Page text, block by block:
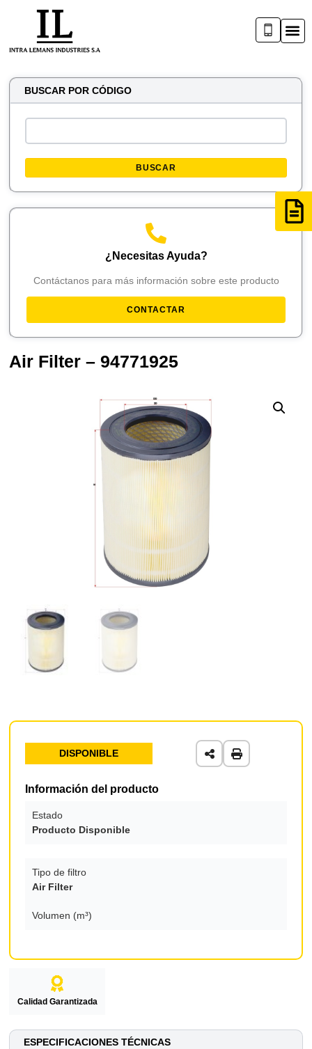
BUSCAR POR CÓDIGO
BUSCAR
¿Necesitas Ayuda?
Contáctanos para más información sobre este producto
CONTACTAR
Air Filter – 94771925
DISPONIBLE
Información del producto
Estado
Producto Disponible
Tipo de filtro
Air Filter
Volumen (m³)
Calidad Garantizada
ESPECIFICACIONES TÉCNICAS